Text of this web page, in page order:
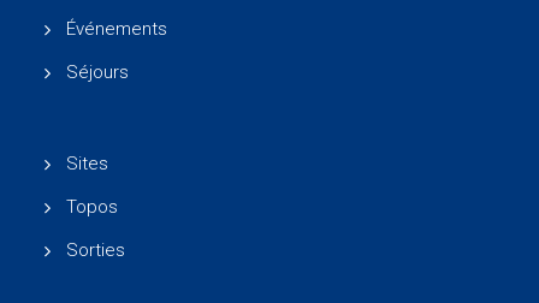
Événements
Séjours
Sites
Topos
Sorties